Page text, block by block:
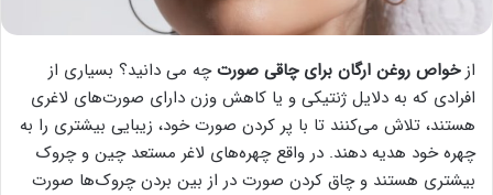
ازخواص روغن ارگان برای چاقی صورتچه می دانید؟ بسیاری از
افرادی که به دلایل ژنتیکی و یا کاهش وزن دارای صورت‌های لاغری
هستند، تلاش می‌کنند تا با پر کردن صورت خود، زیبایی بیشتری را به
چهره خود هدیه دهند. در واقع چهره‌های لاغر مستعد چین و چروک
بیشتری هستند و چاق کردن صورت در از بین بردن چروک‌ها صورت